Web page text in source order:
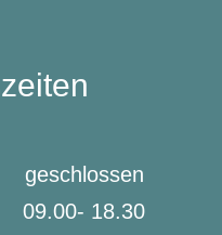
geschlossen
09.00- 18.30